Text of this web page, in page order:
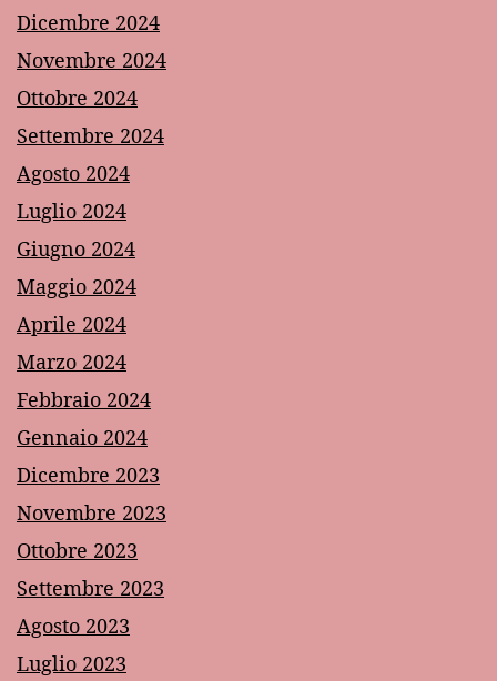
Dicembre 2024
Novembre 2024
Ottobre 2024
Settembre 2024
Agosto 2024
Luglio 2024
Giugno 2024
Maggio 2024
Aprile 2024
Marzo 2024
Febbraio 2024
Gennaio 2024
Dicembre 2023
Novembre 2023
Ottobre 2023
Settembre 2023
Agosto 2023
Luglio 2023